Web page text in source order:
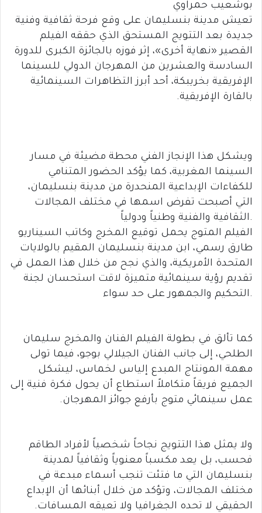
e
b
o
ok
at
sA
p
p
t
se
n
g
er
ail
بوشعيب حمراوي
تعيش مدينة بنسليمان على وقع فرحة ثقافية وفنية
جديدة بعد التتويج المستحق الذي حققه الفيلم
القصير «نهاية أخرى»، إثر فوزه بالجائزة الكبرى للدورة
السادسة والعشرين من المهرجان الدولي للسينما
الإفريقية بخريبكة، أحد أبرز التظاهرات السينمائية
بالقارة الإفريقية.
ويشكل هذا الإنجاز الفني محطة مضيئة في مسار
السينما المغربية، كما يؤكد الحضور المتنامي
للكفاءات الإبداعية المنحدرة من مدينة بنسليمان،
التي أصبحت تفرض اسمها في مختلف المجالات
الثقافية والفنية وطنياً ودولياً.
الفيلم المتوج يحمل توقيع المخرج وكاتب السيناريو
طارق رسمي، ابن مدينة بنسليمان المقيم بالولايات
المتحدة الأمريكية، والذي نجح من خلال هذا العمل في
تقديم رؤية سينمائية متميزة لاقت استحسان لجنة
التحكيم والجمهور على حد سواء.
كما تألق في بطولة الفيلم الفنان والمخرج سليمان
الطلحي، إلى جانب الفنان الجيلالي بوجو، فيما تولى
مهمة المونتاج المبدع إلياس لخماس، ليشكل
الجميع فريقاً متكاملاً استطاع أن يحول فكرة فنية إلى
عمل سينمائي متوج بأرفع جوائز المهرجان.
ولا يمثل هذا التتويج نجاحاً شخصياً لأفراد الطاقم
فحسب، بل يعد مكسباً معنوياً وثقافياً لمدينة
بنسليمان التي ما فتئت تنجب أسماء مبدعة في
مختلف المجالات، وتؤكد من خلال أبنائها أن الإبداع
الحقيقي لا تحده الجغرافيا ولا تعيقه المسافات.